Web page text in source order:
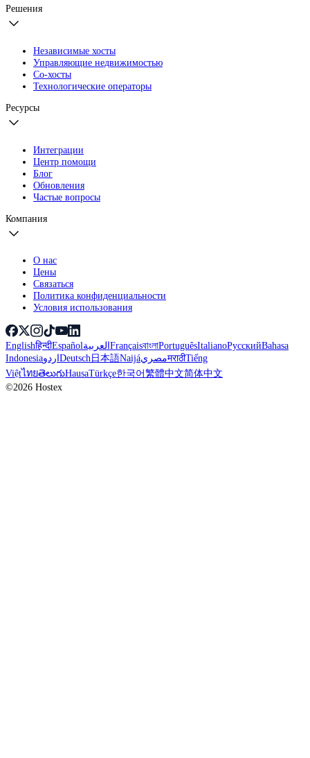
Решения
Независимые хосты
Управляющие недвижимостью
Со-хосты
Технологические операторы
Ресурсы
Интеграции
Центр помощи
Блог
Обновления
Частые вопросы
Компания
О нас
Цены
Связаться
Политика конфиденциальности
Условия использования
Englishहिन्दीEspañolالعربيةFrançaisবাংলাPortuguêsItalianoРусскийBahasa
IndonesiaاردوDeutsch日本語NaijáمصريमराठीTiếng
ViệtไทยతెలుగుHausaTürkçe한국어繁體中文简体中文
©2026 Hostex